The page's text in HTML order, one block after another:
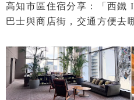
高知市區住宿分享：「西鐵
巴士與商店街，交通方便去